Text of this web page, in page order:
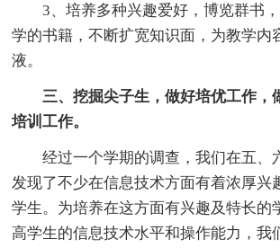
3、培养多种兴趣爱好，博览群书
学的书籍，不断扩宽知识面，为教学内
液。
三、挖掘尖子生，做好培优工作，
培训工作。
经过一个学期的调查，我们在五、
发现了不少在信息技术方面有着浓厚兴
学生。为培养在这方面有兴趣及特长的
高学生的信息技术水平和操作能力，我